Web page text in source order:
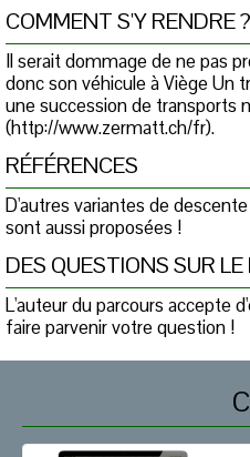
COMMENT S'Y RENDRE ?
Il serait dommage de ne pas
donc son véhicule à Viège Un
une succession de transports
(http://www.zermatt.ch/fr).
RÉFÉRENCES
D'autres variantes de
sont aussi proposées !
DES QUESTIONS SUR
L'auteur du parcours accepte
faire parvenir votre question !